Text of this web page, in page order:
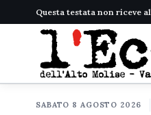
Questa testata non riceve
SABATO 8 AGOSTO 2026